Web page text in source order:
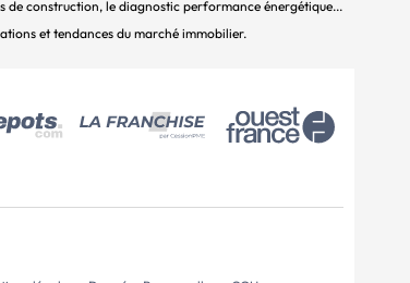
de construction, le diagnostic performance énergétique...
et tendances du marché immobilier.